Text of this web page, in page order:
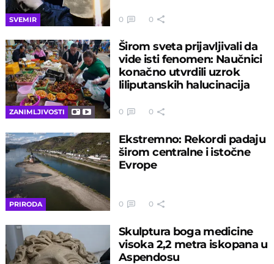
SVEMIR 0 0
ZANIMLJIVOSTI
Širom sveta prijavljivali da
vide isti fenomen: Naučnici
konačno utvrdili uzrok
liliputanskih halucinacija
0 0
PRIRODA
Ekstremno: Rekordi padaju
širom centralne i istočne
Evrope
0 0
Skulptura boga medicine
visoka 2,2 metra iskopana u
Aspendosu